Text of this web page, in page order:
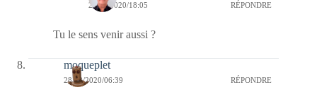
28/08/2020/18:05 RÉPONDRE
Tu le sens venir aussi ?
moqueplet
28/08/2020/06:39 RÉPONDRE